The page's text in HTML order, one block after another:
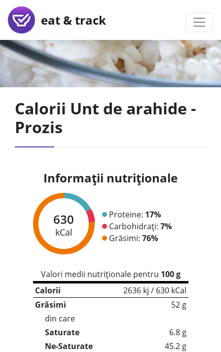
eat & track
Calorii Unt de arahide -
Prozis
Informații nutriționale
630
kCal
Proteine: 17%
Carbohidrați: 7%
Grăsimi: 76%
Valori medii nutriționale pentru 100 g
Calorii
2636 kj / 630 kCal
Grăsimi
52 g
din care
Saturate
6.8 g
Ne-Saturate
45.2 g